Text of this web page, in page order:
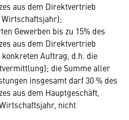
aus dem Direktvertrieb
Wirtschaftsjahr);
Gewerben bis zu 15% des
aus dem Direktvertrieb
konkreten Auftrag, d.h. die
die Summe aller
insgesamt darf 30 % des
aus dem Hauptgeschäft,
nicht